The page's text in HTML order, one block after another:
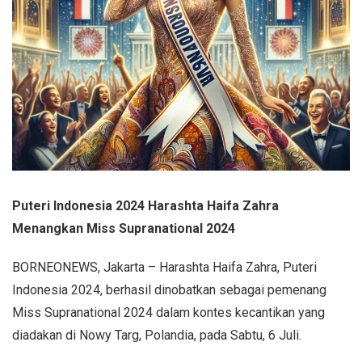
Puteri Indonesia 2024 Harashta Haifa Zahra
Menangkan Miss Supranational 2024
BORNEONEWS, Jakarta – Harashta Haifa Zahra, Puteri
Indonesia 2024, berhasil dinobatkan sebagai pemenang
Miss Supranational 2024 dalam kontes kecantikan yang
diadakan di Nowy Targ, Polandia, pada Sabtu, 6 Juli.